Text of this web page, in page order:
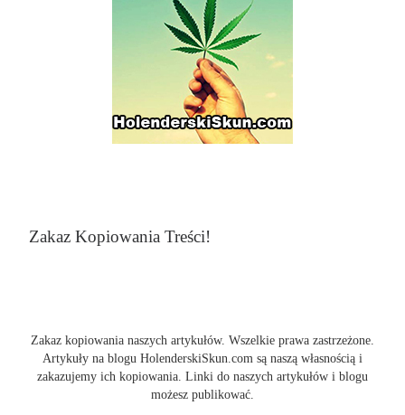
Zakaz Kopiowania Treści!
Zakaz kopiowania naszych artykułów. Wszelkie prawa zastrzeżone.
Artykuły na blogu HolenderskiSkun.com są naszą własnością i
zakazujemy ich kopiowania. Linki do naszych artykułów i blogu
możesz publikować.